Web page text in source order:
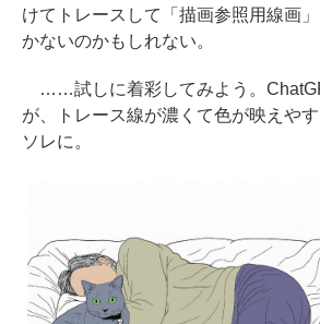
けてトレースして「描画参照用線画
かないのかもしれない。
……試しに着彩してみよう。
が、トレース線が濃くて色が映えやす
ソレに。